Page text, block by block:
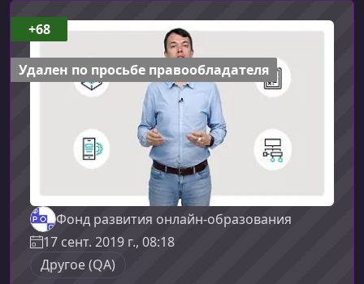
Фонд развития онлайн-образования
17 сент. 2019 г., 08:18
Другое (QA)
+68
Удален по просьбе правообладателя